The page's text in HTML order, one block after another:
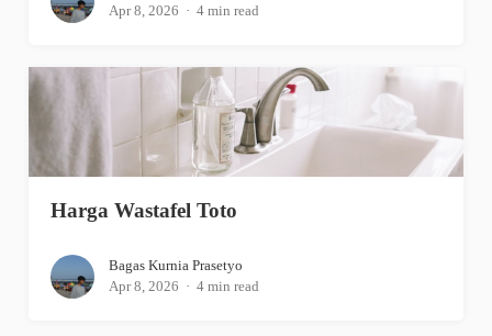
Apr 8, 2026
4 min read
Harga Wastafel Toto
Bagas Kurnia Prasetyo
Apr 8, 2026
4 min read